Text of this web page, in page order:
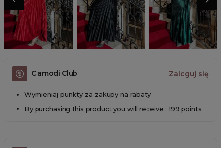
Clamodi Club Zaloguj się
Wymieniaj punkty za zakupy na rabaty
By purchasing this product you will receive : 199 points